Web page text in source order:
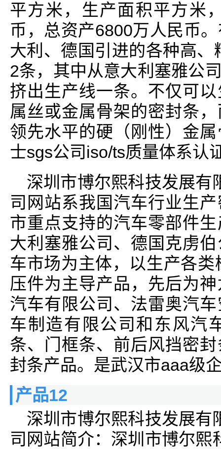
平方米，生产面积平方米
币，总资产6800万人民币
大利、德国引进的各种高
2条，其中从意大利塞雅公
挤出生产线一条。不仅可
属丝或金属骨架的密封条
领先水平的硬（刚性）金
士sgs公司iso/ts质量体系认
深圳市博尔熙科技发展有
司网站系我国汽车行业生
市重点支持的汽车零部件
大利塞雅公司、德国克虏
车市场为主体，以生产各
压件为主导产品，先后为
汽车有限公司、法雷奥汽
车制造有限公司和东风汽
条、门框条、前后风挡密
封条产品。是武汉市aaa级
产品12
深圳市博尔熙科技发展有
司网站简介：深圳市博尔